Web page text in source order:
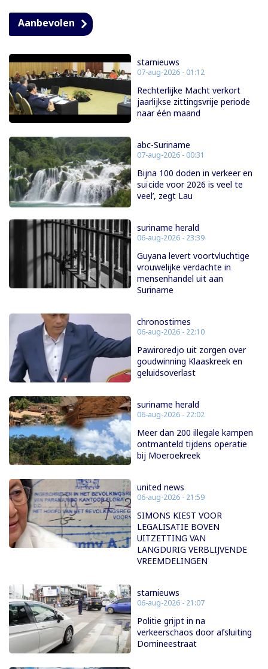
Aanbevolen
starnieuws
07-aug-2026 - 01:12
Rechterlijke Macht verkort
jaarlijkse zittingsvrije periode
naar één maand
abc-Suriname
07-aug-2026 - 00:31
Bijna 100 doden in verkeer en
suïcide voor 2026 is veel te
veel’, zegt Lau
suriname herald
06-aug-2026 - 23:39
Guyana levert voortvluchtige
vrouwelijke verdachte in
mensenhandel uit aan
Suriname
chronostimes
06-aug-2026 - 22:10
Pawiroredjo uit zorgen over
goudwinning Klaaskreek en
geluidsoverlast
suriname herald
06-aug-2026 - 22:02
Meer dan 200 illegale kampen
ontmanteld tijdens operatie
bij Moeroekreek
united news
06-aug-2026 - 21:59
SIMONS KIEST VOOR
LEGALISATIE BOVEN
UITZETTING VAN
LANGDURIG VERBLIJVENDE
VREEMDELINGEN
starnieuws
06-aug-2026 - 21:07
Politie grijpt in na
verkeerschaos door afsluiting
Domineestraat